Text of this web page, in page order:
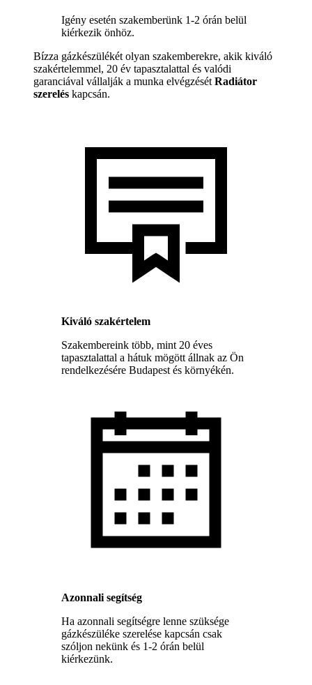
Igény esetén szakemberünk 1-2 órán belül
kiérkezik önhöz.
Bízza gázkészülékét olyan szakemberekre, akik kiváló
szakértelemmel, 20 év tapasztalattal és valódi
garanciával vállalják a munka elvégzését Radiátor
szerelés kapcsán.
Kiváló szakértelem
Szakembereink több, mint 20 éves
tapasztalattal a hátuk mögött állnak az Ön
rendelkezésére Budapest és környékén.
Azonnali segítség
Ha azonnali segítségre lenne szüksége
gázkészüléke szerelése kapcsán csak
szóljon nekünk és 1-2 órán belül
kiérkezünk.